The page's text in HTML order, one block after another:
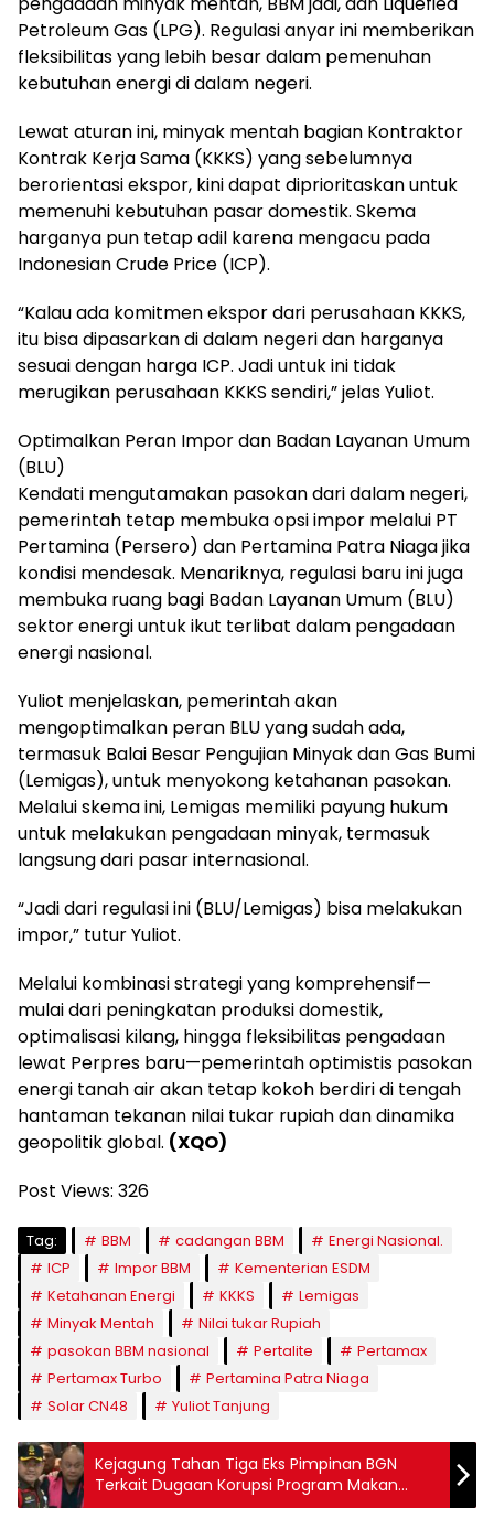
Petroleum Gas (LPG). Regulasi anyar ini memberikan
fleksibilitas yang lebih besar dalam pemenuhan
kebutuhan energi di dalam negeri.
Lewat aturan ini, minyak mentah bagian Kontraktor
Kontrak Kerja Sama (KKKS) yang sebelumnya
berorientasi ekspor, kini dapat diprioritaskan untuk
memenuhi kebutuhan pasar domestik. Skema
harganya pun tetap adil karena mengacu pada
Indonesian Crude Price (ICP).
“Kalau ada komitmen ekspor dari perusahaan KKKS,
itu bisa dipasarkan di dalam negeri dan harganya
sesuai dengan harga ICP. Jadi untuk ini tidak
merugikan perusahaan KKKS sendiri,” jelas Yuliot.
Optimalkan Peran Impor dan Badan Layanan Umum
(BLU)
Kendati mengutamakan pasokan dari dalam negeri,
pemerintah tetap membuka opsi impor melalui PT
Pertamina (Persero) dan Pertamina Patra Niaga jika
kondisi mendesak. Menariknya, regulasi baru ini juga
membuka ruang bagi Badan Layanan Umum (BLU)
sektor energi untuk ikut terlibat dalam pengadaan
energi nasional.
Yuliot menjelaskan, pemerintah akan
mengoptimalkan peran BLU yang sudah ada,
termasuk Balai Besar Pengujian Minyak dan Gas Bumi
(Lemigas), untuk menyokong ketahanan pasokan.
Melalui skema ini, Lemigas memiliki payung hukum
untuk melakukan pengadaan minyak, termasuk
langsung dari pasar internasional.
“Jadi dari regulasi ini (BLU/Lemigas) bisa melakukan
impor,” tutur Yuliot.
Melalui kombinasi strategi yang komprehensif—
mulai dari peningkatan produksi domestik,
optimalisasi kilang, hingga fleksibilitas pengadaan
lewat Perpres baru—pemerintah optimistis pasokan
energi tanah air akan tetap kokoh berdiri di tengah
hantaman tekanan nilai tukar rupiah dan dinamika
geopolitik global. (XQO)
Post Views: 326
Tag: BBM cadangan BBM
Energi Nasional.
ICP
Impor BBM
Kementerian ESDM
Ketahanan Energi
KKKS
Lemigas
Minyak Mentah
Nilai tukar Rupiah
pasokan BBM nasional
Pertalite
Pertamax
Pertamax Turbo
Pertamina Patra Niaga
Solar CN48
Yuliot Tanjung
Kejagung Tahan Tiga Eks Pimpinan BGN
Terkait Dugaan Korupsi Program Makan
Bergizi Gratis